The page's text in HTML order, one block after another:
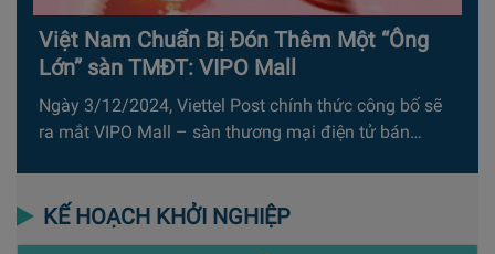
Việt Nam Chuẩn Bị Đón Thêm Một “Ông
Lớn” sàn TMĐT: VIPO Mall
Ngày 3/12/2024, Viettel Post chính thức công bố sẽ
ra mắt VIPO Mall – sàn thương mại điện tử bán…
KẾ HOẠCH KHỞI NGHIỆP